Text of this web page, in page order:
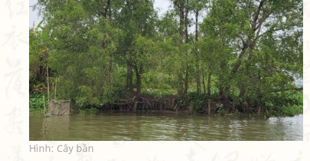
Hình: Cây bần